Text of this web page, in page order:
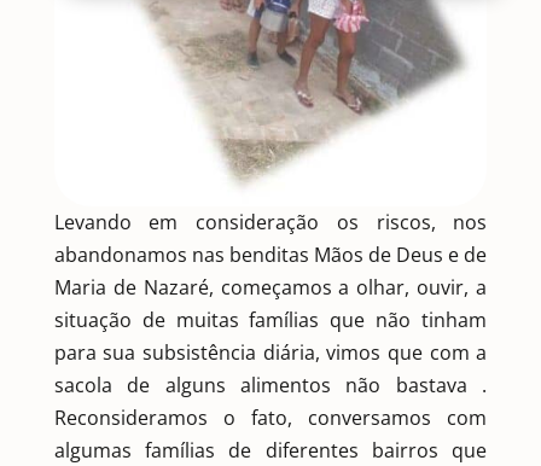
Levando em consideração os riscos, nos
abandonamos nas benditas Mãos de Deus e de
Maria de Nazaré, começamos a olhar, ouvir, a
situação de muitas famílias que não tinham
para sua subsistência diária, vimos que com a
sacola de alguns alimentos não bastava .
Reconsideramos o fato, conversamos com
algumas famílias de diferentes bairros que